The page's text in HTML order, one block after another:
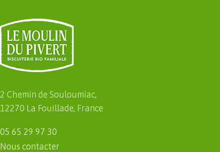
2 Chemin de Souloumiac,
12270 La Fouillade, France
05 65 29 97 30
Nous contacter